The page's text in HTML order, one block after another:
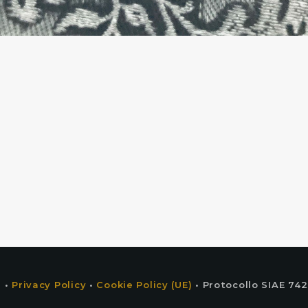
Privacy Policy • Cookie Policy (UE) • Protocollo SIAE